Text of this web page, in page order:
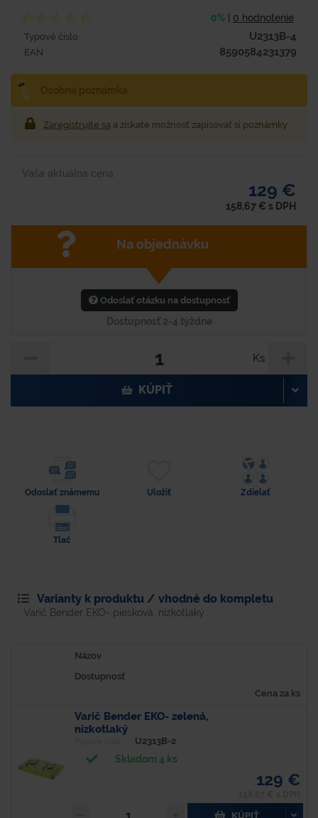
0% 0 hodnotenie
Typové číslo U2313B-4
EAN 8590584231379
Zaregistrujte sa a získate možnosť zapisovať si poznámky
Vaša aktuálna cena
129 €
158,67 € s DPH
Na objednávku
Odoslať otázku na dostupnosť
Dostupnosť 2-4 týždne
Ks
KÚPIŤ
Odoslať známemu Uložiť Zdielať
Tlač
Varianty k produktu / vhodné do kompletu
Varič Bender EKO- piesková, nízkotlaký
Názov
Dostupnosť
Cena za ks
Varič Bender EKO- zelená,
nízkotlaký
U2313B-2
Skladom 4 ks
129 €
KÚPIŤ